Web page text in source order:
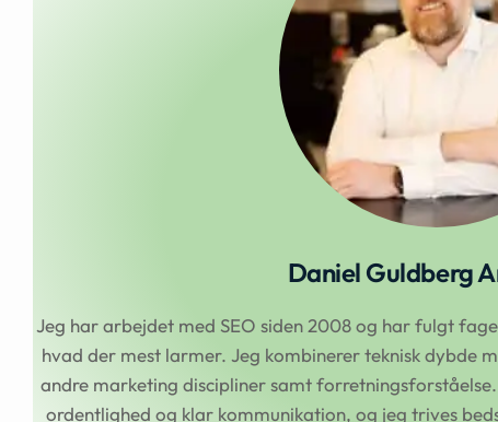
Daniel Guldberg
Jeg har arbejdet med SEO siden 2008 og har fulgt
hvad der mest larmer. Jeg kombinerer teknisk dybde
andre marketing discipliner samt
ordentlighed og klar kommunikation, og jeg trives